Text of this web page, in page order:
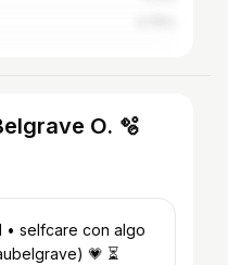
O. 🫧
• selfcare con algo
💗 ⏳